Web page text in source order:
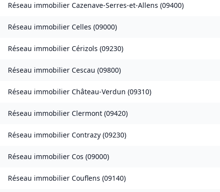
Réseau immobilier Cazenave-Serres-et-Allens (09400)
Réseau immobilier Celles (09000)
Réseau immobilier Cérizols (09230)
Réseau immobilier Cescau (09800)
Réseau immobilier Château-Verdun (09310)
Réseau immobilier Clermont (09420)
Réseau immobilier Contrazy (09230)
Réseau immobilier Cos (09000)
Réseau immobilier Couflens (09140)